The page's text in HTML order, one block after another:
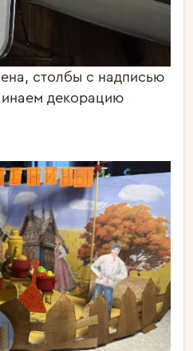
столбы с надписью
декорацию